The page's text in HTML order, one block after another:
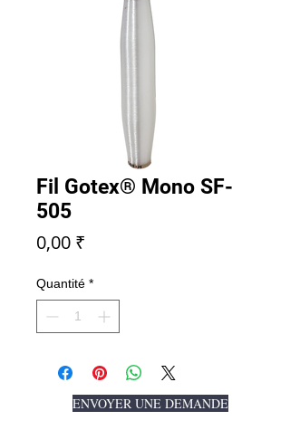
Fil Gotex® Mono SF-
505
0,00 ₹
Quantité *
ENVOYER UNE DEMANDE